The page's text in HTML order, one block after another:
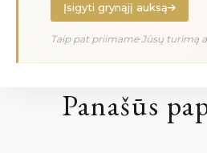
Įsigyti grynąjį auksą
Taip pat priimame Jūsų turimą
Panašūs